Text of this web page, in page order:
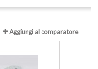
Aggiungi al comparatore